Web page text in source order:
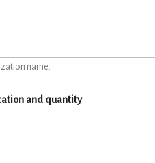
name.
and quantity